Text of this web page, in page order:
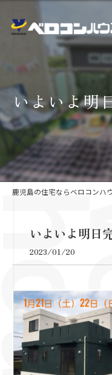
いよいよ明
鹿児島の住宅ならベロコンハ
いよいよ明日
2023/01/20